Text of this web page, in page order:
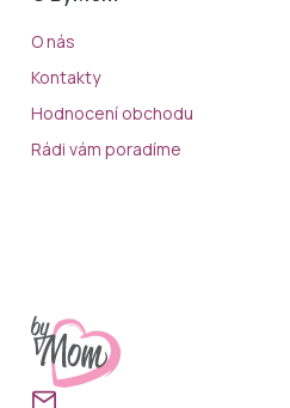
O nás
Kontakty
Hodnocení obchodu
Rádi vám poradíme